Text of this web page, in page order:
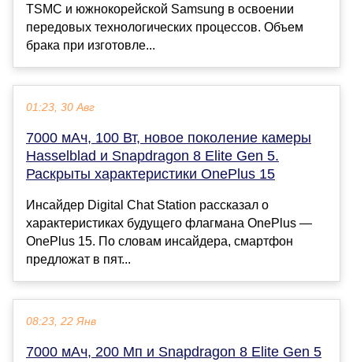
TSMC и южнокорейской Samsung в освоении
передовых технологических процессов. Объем
брака при изготовле...
01:23, 30 Авг
7000 мАч, 100 Вт, новое поколение камеры
Hasselblad и Snapdragon 8 Elite Gen 5.
Раскрыты характеристики OnePlus 15
Инсайдер Digital Chat Station рассказал о
характеристиках будущего флагмана OnePlus —
OnePlus 15. По словам инсайдера, смартфон
предложат в пят...
08:23, 22 Янв
7000 мАч, 200 Мп и Snapdragon 8 Elite Gen 5